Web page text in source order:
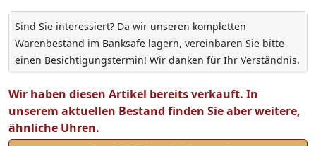
Sind Sie interessiert? Da wir unseren kompletten
Warenbestand im Banksafe lagern, vereinbaren Sie bitte
einen Besichtigungstermin! Wir danken für Ihr Verständnis.
Wir haben diesen Artikel bereits verkauft. In
unserem aktuellen Bestand finden Sie aber weitere,
ähnliche Uhren.